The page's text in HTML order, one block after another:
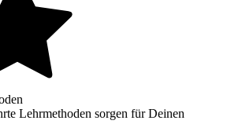
Lehrmethoden sorgen für Deinen